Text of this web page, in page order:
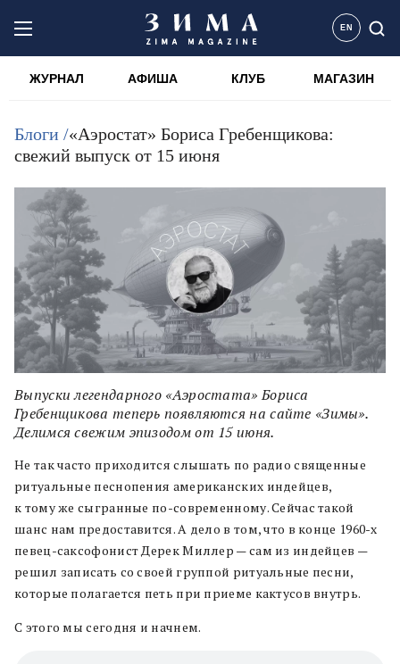
EN
ЖУРНАЛ АФИША КЛУБ МАГАЗИН
Блоги /«Аэростат» Бориса Гребенщикова:
свежий выпуск от 15 июня
Выпуски легендарного «Аэростата» Бориса
Гребенщикова теперь появляются на сайте «Зимы».
Делимся свежим эпизодом от 15 июня.
Не так часто приходится слышать по радио священные
ритуальные песнопения американских индейцев,
к тому же сыгранные по-современному. Сейчас такой
шанс нам предоставится. А дело в том, что в конце 1960-х
певец-саксофонист Дерек Миллер — сам из индейцев —
решил записать со своей группой ритуальные песни,
которые полагается петь при приеме кактусов внутрь.
С этого мы сегодня и начнем.